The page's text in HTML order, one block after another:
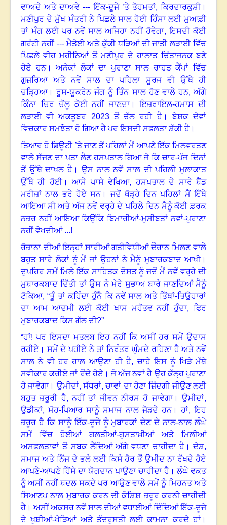
ਵਾਅਦੇ ਅਤੇ ਦਾਅਵੇ --- ਇੱਕ-ਦੂਜੇ ’ਤੇ ਤੋਹਮਤਾਂ, ਕਿਰਦਾਰਕੁਸ਼ੀ।
ਮਣੀਪੁਰ ਦੇ ਮੁੱਖ ਮੰਤਰੀ ਨੇ ਪਿਛਲੇ ਸਾਲ ਹੋਈ ਹਿੰਸਾ ਲਈ ਮੁਆਫ਼ੀ
ਤਾਂ ਮੰਗ ਲਈ ਪਰ ਨਵੇਂ ਸਾਲ ਅਜਿਹਾ ਨਹੀਂ ਹੋਵੇਗਾ,ਇਸਦੀ ਕੋਈ
ਗਰੰਟੀ ਨਹੀਂ --- ਮੈਤੋਈ ਅਤੇ ਕੁੱਕੀ ਧੜਿਆਂ ਦੀ ਜਾਤੀ ਲੜਾਈ ਵਿੱਚ
ਪਿਛਲੇ ਵੀਹ ਮਹੀਨਿਆਂ ਤੋਂ ਮਣੀਪੁਰ ਦੇ ਹਾਲਾਤ ਚਿੰਤਾਜਨਕ ਬਣੇ
ਹੋਏ ਹਨ।ਅਨੇਕਾਂ ਲੋਕਾਂ ਦਾ ਪੁਰਾਣਾ ਸਾਲ ਰਾਹਤ ਕੈਂਪਾਂ ਵਿੱਚ
ਗੁਜ਼ਰਿਆ ਅਤੇ ਨਵੇਂ ਸਾਲ ਦਾ ਪਹਿਲਾ ਸੂਰਜ ਵੀ ਉੱਥੇ ਹੀ
ਚੜ੍ਹਿਆ।ਰੂਸ-ਯੂਕਰੇਨ ਜੰਗ ਨੂੰ ਤਿੰਨ ਸਾਲ ਹੋਣ ਵਾਲੇ ਹਨ,ਅੱਗੇ
ਕਿੰਨਾ ਚਿਰ ਚੱਲੂ ਕੋਈ ਨਹੀਂ ਜਾਣਦਾ ।ਇਜ਼ਰਾਇਲ-ਹਮਾਸ ਦੀ
ਲੜਾਈ ਵੀ ਅਕਤੂਬਰ 2023 ਤੋਂ ਚੱਲ ਰਹੀ ਹੈ।
ਬੇਸ਼ਕ ਦੋਵਾਂ
ਵਿਚਕਾਰ ਸਮਝੌਤਾ ਹੋ ਗਿਆ ਹੈ ਪਰ ਇਸਦੀ ਸਫਲਤਾ ਸ਼ੱਕੀ ਹੈ ।
ਤਿਆਰ ਹੋ ਡਿਊਟੀ ’ਤੇ ਜਾਣ ਤੋਂ ਪਹਿਲਾਂ ਮੈਂ ਆਪਣੇ ਇੱਕ ਮਿਲਵਰਤਣ
ਵਾਲੇ ਸੱਜਣ ਦਾ ਪਤਾ ਲੈਣ ਹਸਪਤਾਲ ਗਿਆ ਜੋ ਕਿ ਚਾਰ-ਪੰਜ ਦਿਨਾਂ
ਤੋਂ ਉੱਥੇ ਦਾਖਲ ਹੈ । ਉਸ ਨਾਲ ਨਵੇਂ ਸਾਲ ਦੀ ਪਹਿਲੀ ਮੁਲਾਕਾਤ
ਉੱਥੇ ਹੀ ਹੋਈ।ਆਸੇ ਪਾਸੇ ਵੇਖਿਆ, ਹਸਪਤਾਲ ਦੇ ਸਾਰੇ ਬੈੱਡ
ਮਰੀਜ਼ਾਂ ਨਾਲ ਭਰੇ ਹੋਏ ਸਨ।ਜਦੋਂ ਥੋੜ੍ਹੇ ਦਿਨ ਪਹਿਲਾਂ ਮੈਂ ਇੱਥੇ
ਆਇਆ ਸੀ ਅਤੇ ਅੱਜ ਨਵੇਂ ਵਰ੍ਹੇ ਦੇ ਪਹਿਲੇ ਦਿਨ ਮੈਨੂੰ ਕੋਈ ਫ਼ਰਕ
ਨਜ਼ਰ ਨਹੀਂ ਆਇਆ ਕਿਉਂਕਿ ਬਿਮਾਰੀਆਂ-ਮੁਸੀਬਤਾਂ ਨਵਾਂ-ਪੁਰਾਣਾ
ਨਹੀਂ ਵੇਖਦੀਆਂ ...!
ਰੋਜ਼ਾਨਾ ਦੀਆਂ ਇਨ੍ਹਾਂ ਸਾਰੀਆਂ ਗਤੀਵਿਧੀਆਂ ਦੌਰਾਨ ਮਿਲਣ ਵਾਲੇ
ਬਹੁਤ ਸਾਰੇ ਲੋਕਾਂ ਨੂੰ ਮੈਂ ਜਾਂ ਉਹਨਾਂ ਨੇ ਮੈਨੂੰ ਮੁਬਾਰਕਬਾਦ ਆਖੀ।
ਦੁਪਹਿਰ ਸਮੇਂ ਮਿਲੇ ਇੱਕ ਸਾਹਿਤਕ ਦੋਸਤ ਨੂੰ ਜਦੋਂ ਮੈਂ ਨਵੇਂ ਵਰ੍ਹੇ ਦੀ
ਮੁਬਾਰਕਬਾਦ ਦਿੱਤੀ ਤਾਂ ਉਸ ਨੇ ਮੇਰੇ ਸੁਭਾਅ ਬਾਰੇ ਜਾਣਦਿਆਂ ਮੈਨੂੰ
ਟੋਕਿਆ, “ਤੂੰ ਤਾਂ ਕਹਿੰਦਾ ਹੁੰਨੈ ਕਿ ਨਵੇਂ ਸਾਲ ਅਤੇ ਤਿੱਥਾਂ-ਤਿਉਹਾਰਾਂ
ਦਾ ਆਮ ਆਦਮੀ ਲਈ ਕੋਈ ਖਾਸ ਮਹੱਤਵ ਨਹੀਂ ਹੁੰਦਾ,ਫਿਰ
ਮੁਬਾਰਕਬਾਦ ਕਿਸ ਗੱਲ ਦੀ?”
“ਹਾਂ! ਪਰ ਇਸਦਾ ਮਤਲਬ ਇਹ ਨਹੀਂ ਕਿ ਅਸੀਂ ਹਰ ਸਮੇਂ ਉਦਾਸ
ਰਹੀਏ । ਸਮੇਂ ਦੇ ਪਹੀਏ ਨੇ ਤਾਂ ਨਿਰੰਤਰ ਘੁੰਮਦੇ ਰਹਿਣਾ ਹੈ ਅਤੇ ਨਵੇਂ
ਸਾਲ ਨੇ ਵੀ ਹਰ ਹਾਲ ਆਉਣਾ ਹੀ ਹੈ, ਚਾਹੇ ਇਸ ਨੂੰ ਖਿੜੇ ਮੱਥੇ
ਸਵੀਕਾਰ ਕਰੀਏ ਜਾਂ ਰੋਂਦੇ ਹੋਏ।ਜੋ ਅੱਜ ਨਵਾਂ ਹੈ ਉਹ ਕੱਲ੍ਹ ਪੁਰਾਣਾ
ਹੋ ਜਾਵੇਗਾ । ਉਮੀਦਾਂ, ਸੱਧਰਾਂ,ਚਾਵਾਂ ਦਾ ਹੋਣਾ ਜ਼ਿੰਦਗੀ ਜੀਉਣ ਲਈ
ਬਹੁਤ ਜ਼ਰੂਰੀ ਹੈ, ਨਹੀਂ ਤਾਂ ਜੀਵਨ ਨੀਰਸ ਹੋ ਜਾਵੇਗਾ।ਉਮੀਦਾਂ,
ਉਡੀਕਾਂ,ਮੋਹ-ਪਿਆਰ ਸਾਨੂੰ ਸਮਾਜ ਨਾਲ ਜੋੜਦੇ ਹਨ।ਹਾਂ,ਇਹ
ਜ਼ਰੂਰ ਹੈ ਕਿ ਸਾਨੂੰ ਇੱਕ-ਦੂਜੇ ਨੂੰ ਮੁਬਾਰਕਾਂ ਦੇਣ ਦੇ ਨਾਲ-ਨਾਲ ਲੰਘੇ
ਸਮੇਂ ਵਿੱਚ ਹੋਈਆਂ ਗਲਤੀਆਂ-ਗੁਸਤਾਖ਼ੀਆਂ ਅਤੇ ਮਿਲੀਆਂ
ਅਸਫਲਤਾਵਾਂ ਤੋਂ ਸਬਕ ਲੈਂਦਿਆਂ ਅੱਗੇ ਵਧਣਾ ਚਾਹੀਦਾ ਹੈ।ਦੇਸ਼,
ਸਮਾਜ ਅਤੇ ਨਿੱਜ ਦੇ ਭਲੇ ਲਈ ਕਿਸੇ ਹੋਰ ਤੋਂ ਉਮੀਦ ਨਾ ਰੱਖਦੇ ਹੋਏ
ਆਪਣੇ-ਆਪਣੇ ਹਿੱਸੇ ਦਾ ਯੋਗਦਾਨ ਪਾਉਣਾ ਚਾਹੀਦਾ ਹੈ ।ਲੰਘੇ ਵਕਤ
ਨੂੰ ਅਸੀਂ ਨਹੀਂ ਬਦਲ ਸਕਦੇ ਪਰ ਆਉਣ ਵਾਲੇ ਸਮੇਂ ਨੂੰ ਮਿਹਨਤ ਅਤੇ
ਸਿਆਣਪ ਨਾਲ ਮੁਬਾਰਕ ਕਰਨ ਦੀ ਕੋਸ਼ਿਸ਼ ਜ਼ਰੂਰ ਕਰਨੀ ਚਾਹੀਦੀ
ਹੈ । ਅਸੀਂ ਅਕਸਰ ਨਵੇਂ ਸਾਲ ਦੀਆਂ ਵਧਾਈਆਂ ਦਿੰਦਿਆਂ ਇੱਕ-ਦੂਜੇ
ਦੇ ਖੁਸ਼ੀਆਂ-ਖੇੜਿਆਂ ਅਤੇ ਤੰਦਰੁਸਤੀ ਲਈ ਕਾਮਨਾ ਕਰਦੇ ਹਾਂ ।